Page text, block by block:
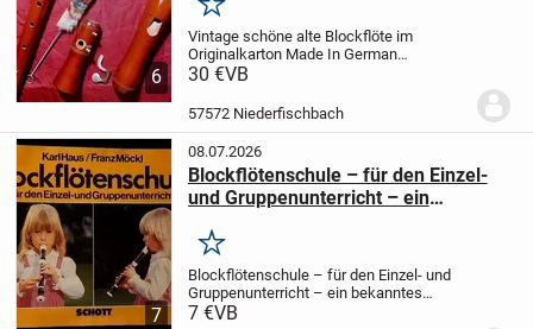
6
Merken
Vintage schöne alte Blockflöte im
Originalkarton Made In German
Democratic Republic
PrivatverkaufZustand: Die Blockflöte lag
viele...
30 €VB
57572 Niederfischbach
7
08.07.2026
Blockflötenschule – für den Einzel-
und Gruppenunterricht – ein
Merken
Blockflötenschule – für den Einzel- und
Gruppenunterricht – ein bekanntes
Lehrbuch für Anfänger
7 €VB